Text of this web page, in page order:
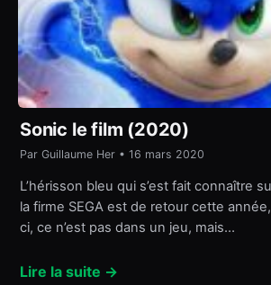
Sonic le film (2020)
Par Guillaume Her • 16 mars 2020
L’hérisson bleu qui s’est fait connaître
la firme SEGA est de retour cette
ci, ce n’est pas dans un jeu, mais…
Lire la suite →